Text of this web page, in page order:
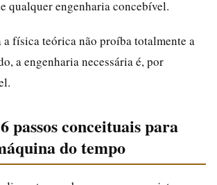
qualquer engenharia concebível.
a física teórica não proíba totalmente a
a engenharia necessária é, por
passos conceituais para
do tempo